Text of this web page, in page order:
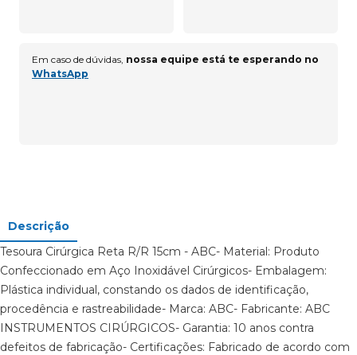
Em caso de dúvidas, nossa equipe está te esperando no
WhatsApp
Descrição
Tesoura Cirúrgica Reta R/R 15cm - ABC- Material: Produto
Confeccionado em Aço Inoxidável Cirúrgicos- Embalagem:
Plástica individual, constando os dados de identificação,
procedência e rastreabilidade- Marca: ABC- Fabricante: ABC
INSTRUMENTOS CIRÚRGICOS- Garantia: 10 anos contra
defeitos de fabricação- Certificações: Fabricado de acordo com